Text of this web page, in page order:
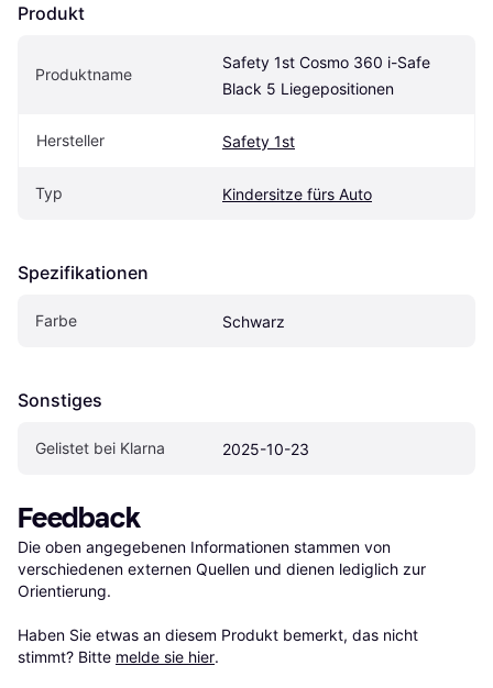
Produkt
Produktname
Safety 1st Cosmo 360 i-Safe
Black 5 Liegepositionen
Hersteller Safety 1st
Typ Kindersitze fürs Auto
Spezifikationen
Farbe Schwarz
Sonstiges
Gelistet bei Klarna 2025-10-23
Feedback
Die oben angegebenen Informationen stammen von
verschiedenen externen Quellen und dienen lediglich zur
Orientierung.
Haben Sie etwas an diesem Produkt bemerkt, das nicht
stimmt? Bitte melde sie hier.